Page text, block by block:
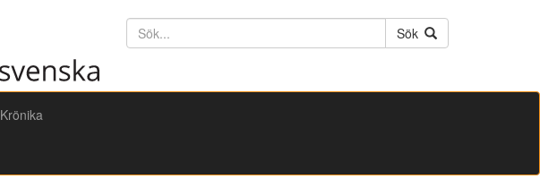
Söktext
Sök
Krönika